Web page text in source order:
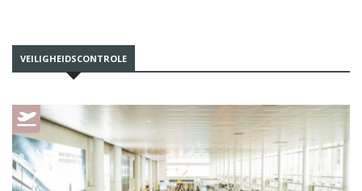
VEILIGHEIDSCONTROLE